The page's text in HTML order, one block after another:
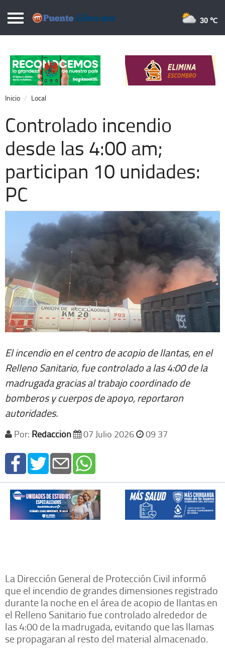
Puentelibre.mx
Local
Nacional
Opinión
Cronos
Economía
Espectáculos
Deportes
Extra +
30 ℃
Inicio Local
Controlado incendio
desde las 4:00 am;
participan 10 unidades:
PC
El incendio en el centro de acopio de llantas, en el
Relleno Sanitario, fue controlado a las 4:00 de la
madrugada gracias al trabajo coordinado de
bomberos y cuerpos de apoyo, reportaron
autoridades.
Por: Redacción 07 Julio 2026 09 37
La Dirección General de Protección Civil informó
que el incendio de grandes dimensiones registrado
durante la noche en el área de acopio de llantas en
el Relleno Sanitario fue controlado alrededor de
las 4:00 de la madrugada, evitando que las llamas
se propagaran al resto del material almacenado.